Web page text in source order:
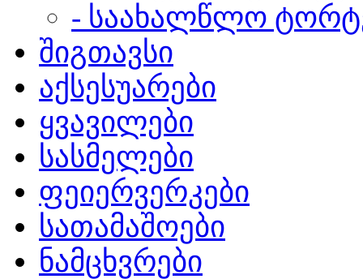
- საახალწლო
შიგთავსი
აქსესუარები
ყვავილები
სასმელები
ფეიერვერკები
სათამაშოები
ნამცხვრები